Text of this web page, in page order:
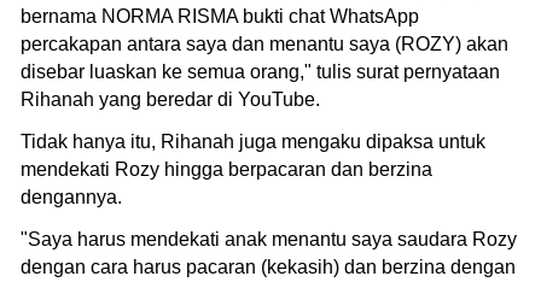
bernama NORMA RISMA bukti chat WhatsApp
percakapan antara saya dan menantu saya (ROZY) akan
disebar luaskan ke semua orang," tulis surat pernyataan
Rihanah yang beredar di YouTube.
Tidak hanya itu, Rihanah juga mengaku dipaksa untuk
mendekati Rozy hingga berpacaran dan berzina
dengannya.
"Saya harus mendekati anak menantu saya saudara Rozy
dengan cara harus pacaran (kekasih) dan berzina dengan